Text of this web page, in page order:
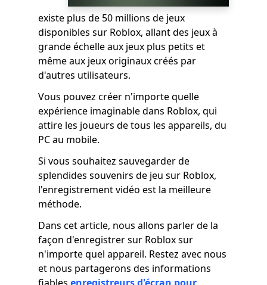
existe plus de 50 millions de jeux
disponibles sur Roblox, allant des jeux à
grande échelle aux jeux plus petits et
même aux jeux originaux créés par
d'autres utilisateurs.
Vous pouvez créer n'importe quelle
expérience imaginable dans Roblox, qui
attire les joueurs de tous les appareils, du
PC au mobile.
Si vous souhaitez sauvegarder de
splendides souvenirs de jeu sur Roblox,
l'enregistrement vidéo est la meilleure
méthode.
Dans cet article, nous allons parler de la
façon d'enregistrer sur Roblox sur
n'importe quel appareil. Restez avec nous
et nous partagerons des informations